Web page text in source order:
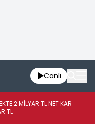
Canlı
2 MİLYAR TL NET KAR
TL